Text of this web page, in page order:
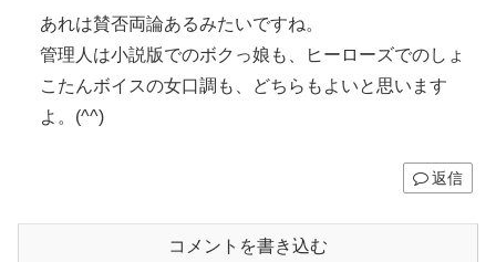
あれは賛否両論あるみたいですね。
管理人は小説版でのボクっ娘も、ヒーローズでのしょ
こたんボイスの女口調も、どちらもよいと思います
よ。(^^)
返信
コメントを書き込む